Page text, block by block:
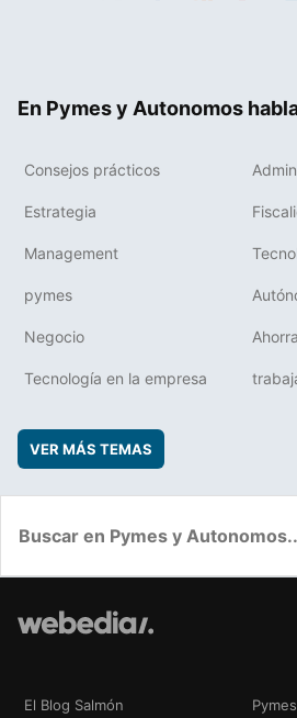
En Pymes y Autonomos
Consejos prácticos
Estrategia
Management
pymes
Negocio
Tecnología en la empresa
VER MÁS TEMAS
El Blog Salmón